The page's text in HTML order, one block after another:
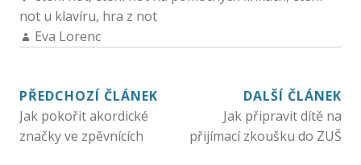
not u klavíru, hra z not
Eva Lorenc
PŘEDCHOZÍ ČLÁNEK
Jak pokořit akordické
značky ve zpěvnících
DALŠÍ ČLÁNEK
Jak připravit dítě na
přijímací zkoušku do ZUŠ